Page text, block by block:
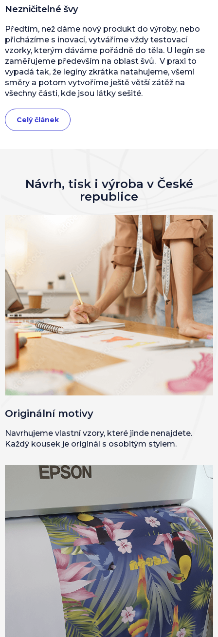
Nezničitelné švy
Předtím, než dáme nový produkt do výroby, nebo
přicházíme s inovací, vytváříme vždy testovací
vzorky, kterým dáváme pořádně do těla. U legín se
zaměřujeme především na oblast švů. V praxi to
vypadá tak, že legíny zkrátka natahujeme, všemi
směry a potom vytvoříme ještě větší zátěž na
všechny části, kde jsou látky sešité.
Celý článek
Návrh, tisk i výroba v České
republice
Originální motivy
Navrhujeme vlastní vzory, které jinde nenajdete.
Každý kousek je originál s osobitým stylem.